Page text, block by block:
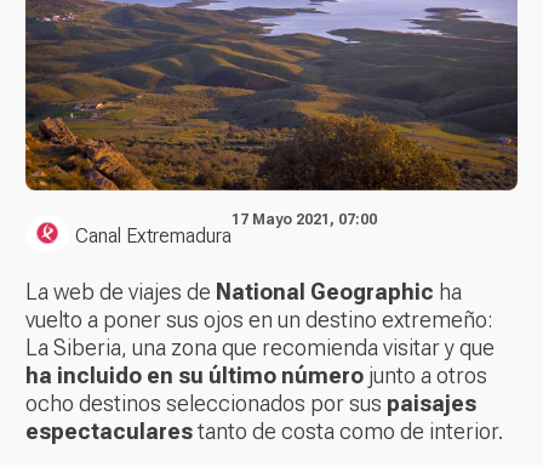
Canal Extremadura
17 Mayo 2021, 07:00
La web de viajes de National Geographic ha
vuelto a poner sus ojos en un destino extremeño:
La Siberia, una zona que recomienda visitar y que
ha incluido en su último número junto a otros
ocho destinos seleccionados por sus paisajes
espectacularestanto de costa como de interior.